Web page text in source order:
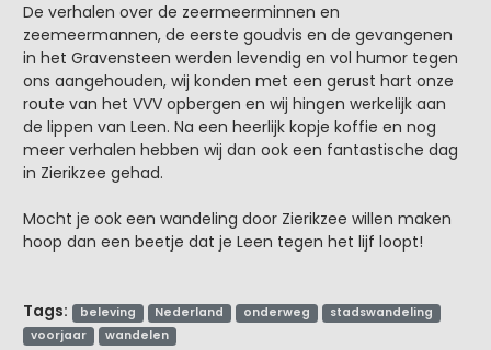
De verhalen over de zeermeerminnen en
zeemeermannen, de eerste goudvis en de gevangenen
in het Gravensteen werden levendig en vol humor tegen
ons aangehouden, wij konden met een gerust hart onze
route van het VVV opbergen en wij hingen werkelijk aan
de lippen van Leen. Na een heerlijk kopje koffie en nog
meer verhalen hebben wij dan ook een fantastische dag
in Zierikzee gehad.
Mocht je ook een wandeling door Zierikzee willen maken
hoop dan een beetje dat je Leen tegen het lijf loopt!
Tags: beleving Nederland onderweg
stadswandeling
voorjaar
wandelen